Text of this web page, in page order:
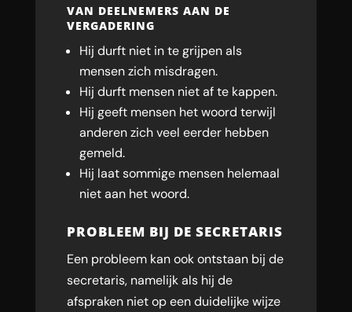
VAN DEELNEMERS AAN DE
VERGADERING
Hij durft niet in te grijpen als
mensen zich misdragen.
Hij durft mensen niet af te kappen.
Hij geeft mensen het woord terwijl
anderen zich veel eerder hebben
gemeld.
Hij laat sommige mensen helemaal
niet aan het woord.
PROBLEEM BIJ DE SECRETARIS
Een probleem kan ook ontstaan bij de
secretaris, namelijk als hij de
afspraken niet op een duidelijke wijze